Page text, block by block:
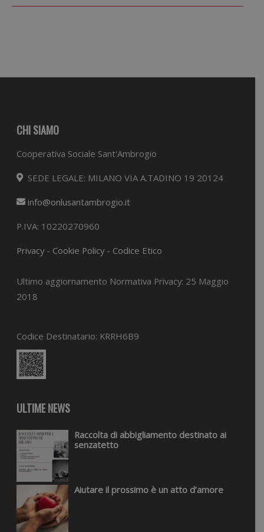
CHI SIAMO
Cooperativa Sociale Sant'Ambrogio
SEDE LEGALE: MILANO VIA A.TADINO 19 20124
info@onlusantambrogio.it
P.IVA: 10220270960
Privacy- Cookie Policy- Codice Etico
Ultimo aggiornamento Normativa Privacy: 25 Maggio
2018
Codice Destinatario: KRRH6B9
ULTIME NEWS
Raccolta di abbigliamento destinato ai
senzatetto
Aiutare il prossimo è un atto d’amore